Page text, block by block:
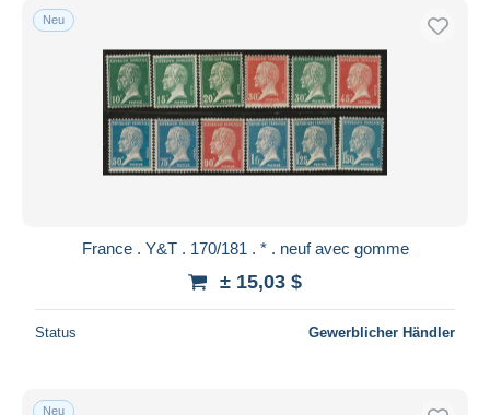
Neu
France . Y&T . 170/181 . * . neuf avec gomme
± 15,03 $
Status Gewerblicher Händler
Neu